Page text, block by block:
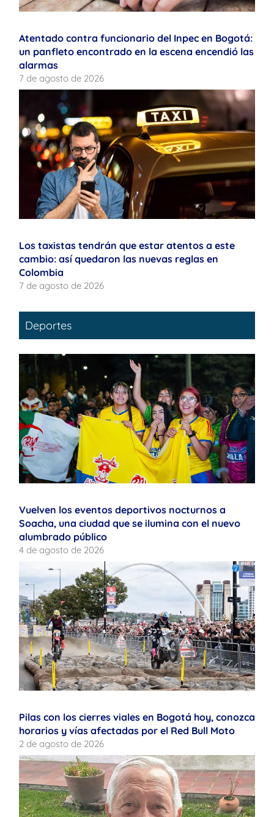
Atentado contra funcionario del Inpec en Bogotá:
un panfleto encontrado en la escena encendió las
alarmas
7 de agosto de 2026
Los taxistas tendrán que estar atentos a este
cambio: así quedaron las nuevas reglas en
Colombia
7 de agosto de 2026
Deportes
Vuelven los eventos deportivos nocturnos a
Soacha, una ciudad que se ilumina con el nuevo
alumbrado público
4 de agosto de 2026
Pilas con los cierres viales en Bogotá hoy, conozca
horarios y vías afectadas por el Red Bull Moto
2 de agosto de 2026